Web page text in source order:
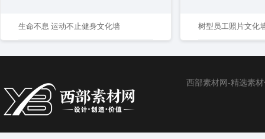
生命不息 运动不止健身文化墙 树型员工照片文化
西部素材网-精选素